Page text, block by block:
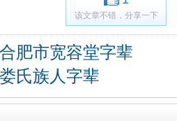
该文章不错，分享一下
肥市宽容堂字辈
氏族人字辈